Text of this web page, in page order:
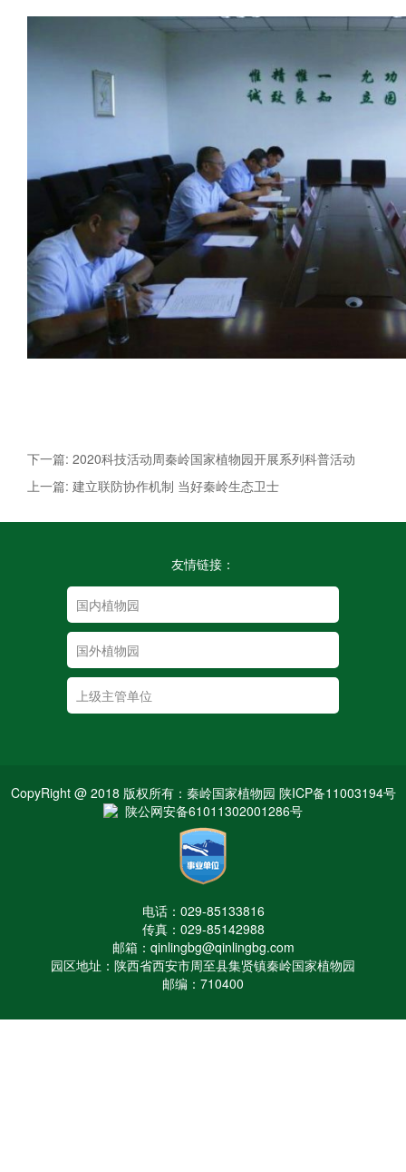
下一篇: 2020科技活动周秦岭国家植物园开展系列科普活动
上一篇: 建立联防协作机制 当好秦岭生态卫士
友情链接：
CopyRight @ 2018 版权所有：秦岭国家植物园 陕ICP备11003194号
陕公网安备61011302001286号
电话：029-85133816
传真：029-85142988
邮箱：qinlingbg@qinlingbg.com
园区地址：陕西省西安市周至县集贤镇秦岭国家植物园
邮编：710400